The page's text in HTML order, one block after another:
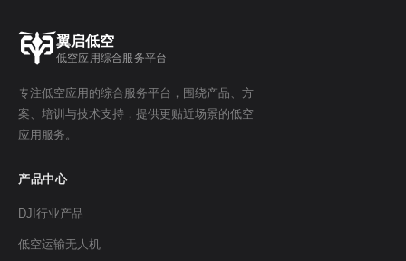
翼启低空
低空应用综合服务平台
专注低空应用的综合服务平台，围绕产品、方
案、培训与技术支持，提供更贴近场景的低空
应用服务。
产品中心
DJI行业产品
低空运输无人机